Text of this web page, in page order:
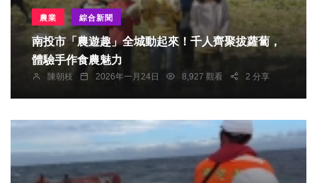
農業 綜合新聞
南投市「農遊趣」全城動起來！千人齊聚拔蘿蔔，
體驗手作食農魅力
陳朝枝 2026年一月24日 8,927 觀看 2 分享